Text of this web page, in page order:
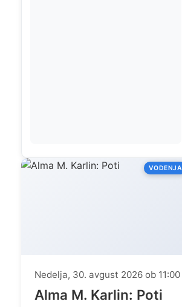
VODENJA
Nedelja, 30. avgust 2026 ob 11:00
Alma M. Karlin: Poti